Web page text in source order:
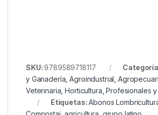
SKU:9789589718117
y Ganadería ,Agroindustrial
Veterinaria ,Horticultura ,Profesionales
Etiquetas:Abonos